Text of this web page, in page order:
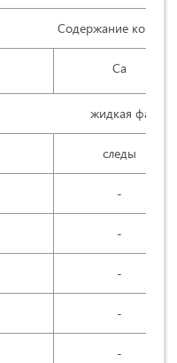
Содержание
Са
жидкая фаза
следы
-
-
-
-
-